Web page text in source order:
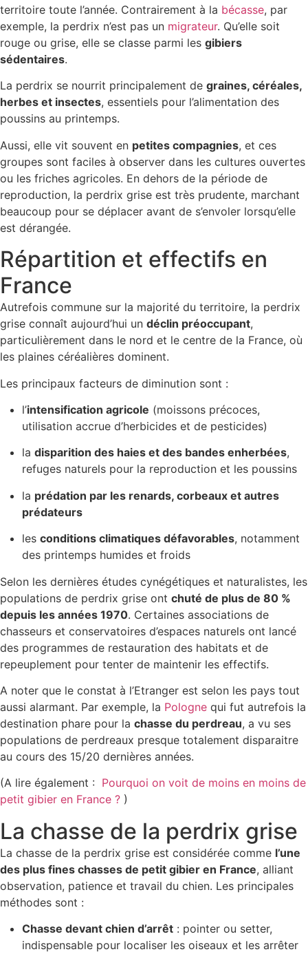
territoire toute l’année. Contrairement à la bécasse, par
exemple, la perdrix n’est pas un migrateur. Qu’elle soit
rouge ou grise, elle se classe parmi les gibiers
sédentaires.
La perdrix se nourrit principalement de graines, céréales,
herbes et insectes, essentiels pour l’alimentation des
poussins au printemps.
Aussi, elle vit souvent en petites compagnies, et ces
groupes sont faciles à observer dans les cultures ouvertes
ou les friches agricoles. En dehors de la période de
reproduction, la perdrix grise est très prudente, marchant
beaucoup pour se déplacer avant de s’envoler lorsqu’elle
est dérangée.
Répartition et effectifs en
France
Autrefois commune sur la majorité du territoire, la perdrix
grise connaît aujourd’hui un déclin préoccupant,
particulièrement dans le nord et le centre de la France, où
les plaines céréalières dominent.
Les principaux facteurs de diminution sont :
l’intensification agricole (moissons précoces,
utilisation accrue d’herbicides et de pesticides)
la disparition des haies et des bandes enherbées,
refuges naturels pour la reproduction et les poussins
la prédation par les renards, corbeaux et autres
prédateurs
les conditions climatiques défavorables, notamment
des printemps humides et froids
Selon les dernières études cynégétiques et naturalistes, les
populations de perdrix grise ont chuté de plus de 80 %
depuis les années 1970. Certaines associations de
chasseurs et conservatoires d’espaces naturels ont lancé
des programmes de restauration des habitats et de
repeuplement pour tenter de maintenir les effectifs.
A noter que le constat à l’Etranger est selon les pays tout
aussi alarmant. Par exemple, la Pologne qui fut autrefois la
destination phare pour la chasse du perdreau, a vu ses
populations de perdreaux presque totalement disparaitre
au cours des 15/20 dernières années.
(A lire également : Pourquoi on voit de moins en moins de
petit gibier en France ? )
La chasse de la perdrix grise
La chasse de la perdrix grise est considérée comme l’une
des plus fines chasses de petit gibier en France, alliant
observation, patience et travail du chien. Les principales
méthodes sont :
Chasse devant chien d’arrêt : pointer ou setter,
indispensable pour localiser les oiseaux et les arrêter